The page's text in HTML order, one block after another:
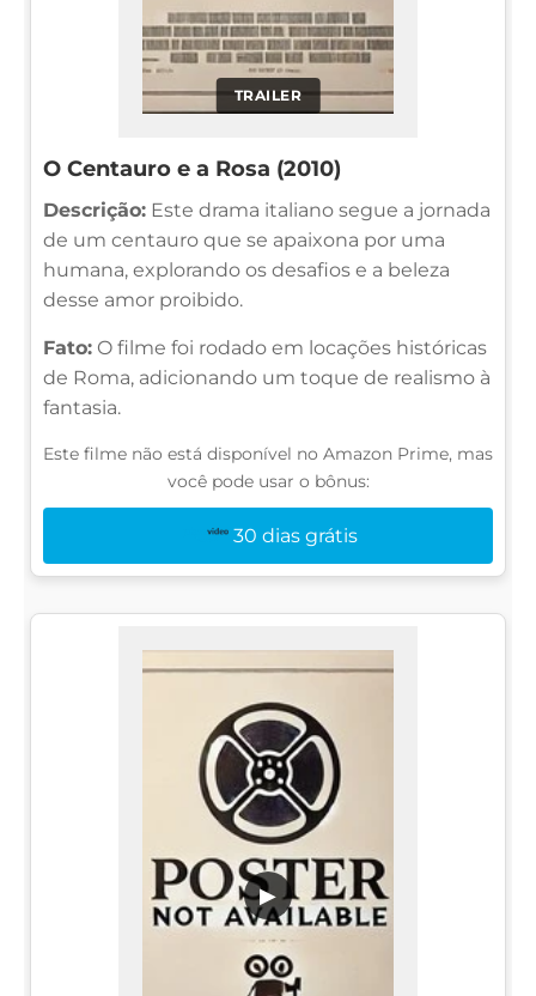
TRAILER
O Centauro e a Rosa (2010)
Descrição: Este drama italiano segue a jornada
de um centauro que se apaixona por uma
humana, explorando os desafios e a beleza
desse amor proibido.
Fato: O filme foi rodado em locações históricas
de Roma, adicionando um toque de realismo à
fantasia.
Este filme não está disponível no Amazon Prime, mas
você pode usar o bônus:
30 dias grátis
▶